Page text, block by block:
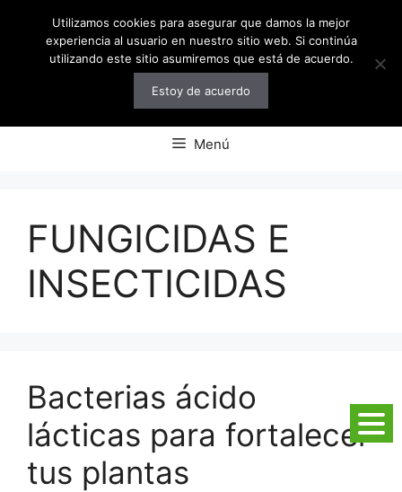
contenido
Menú
FUNGICIDAS E
INSECTICIDAS
Bacterias ácido
lácticas para fortalecer
tus plantas
Utilizamos cookies para asegurar que damos la mejor
experiencia al usuario en nuestro sitio web. Si continúa
utilizando este sitio asumiremos que está de acuerdo.
Estoy de acuerdo